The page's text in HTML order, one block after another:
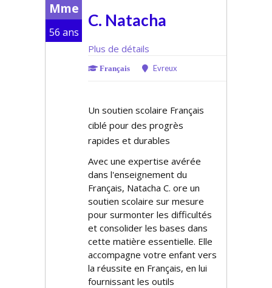
Mme
56 ans
C. Natacha
Plus de détails
Français Evreux
Un soutien scolaire Français
ciblé pour des progrès
rapides et durables
Avec une expertise avérée
dans l'enseignement du
Français, Natacha C. offre un
soutien scolaire sur mesure
pour surmonter les difficultés
et consolider les bases dans
cette matière essentielle. Elle
accompagne votre enfant vers
la réussite en Français, en lui
fournissant les outils